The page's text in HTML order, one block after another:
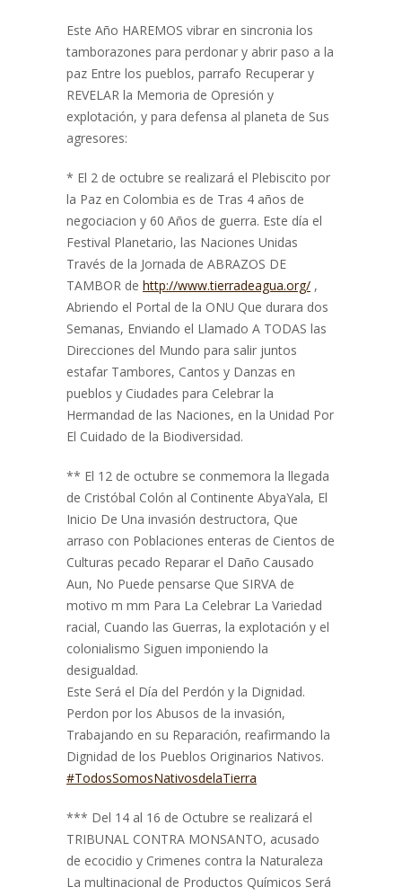
Este Año HAREMOS vibrar en sincronia los
tamborazones para perdonar y abrir paso a la
paz Entre los pueblos, parrafo Recuperar y
REVELAR la Memoria de Opresión y
explotación, y para defensa al planeta de Sus
agresores:
* El 2 de octubre se realizará el Plebiscito por
la Paz en Colombia es de Tras 4 años de
negociacion y 60 Años de guerra. Este día el
Festival Planetario, las Naciones Unidas
Través de la Jornada de ABRAZOS DE
TAMBOR de http://www.tierradeagua.org/ ,
Abriendo el Portal de la ONU Que durara dos
Semanas, Enviando el Llamado A TODAS las
Direcciones del Mundo para salir juntos
estafar Tambores, Cantos y Danzas en
pueblos y Ciudades para Celebrar la
Hermandad de las Naciones, en la Unidad Por
El Cuidado de la Biodiversidad.
** El 12 de octubre se conmemora la llegada
de Cristóbal Colón al Continente AbyaYala, El
Inicio De Una invasión destructora, Que
arraso con Poblaciones enteras de Cientos de
Culturas pecado Reparar el Daño Causado
Aun, No Puede pensarse Que SIRVA de
motivo m mm Para La Celebrar La Variedad
racial, Cuando las Guerras, la explotación y el
colonialismo Siguen imponiendo la
desigualdad.
Este Será el Día del Perdón y la Dignidad.
Perdon por los Abusos de la invasión,
Trabajando en su Reparación, reafirmando la
Dignidad de los Pueblos Originarios Nativos.
#TodosSomosNativosdelaTierra
*** Del 14 al 16 de Octubre se realizará el
TRIBUNAL CONTRA MONSANTO, acusado
de ecocidio y Crimenes contra la Naturaleza
La multinacional de Productos Químicos Será